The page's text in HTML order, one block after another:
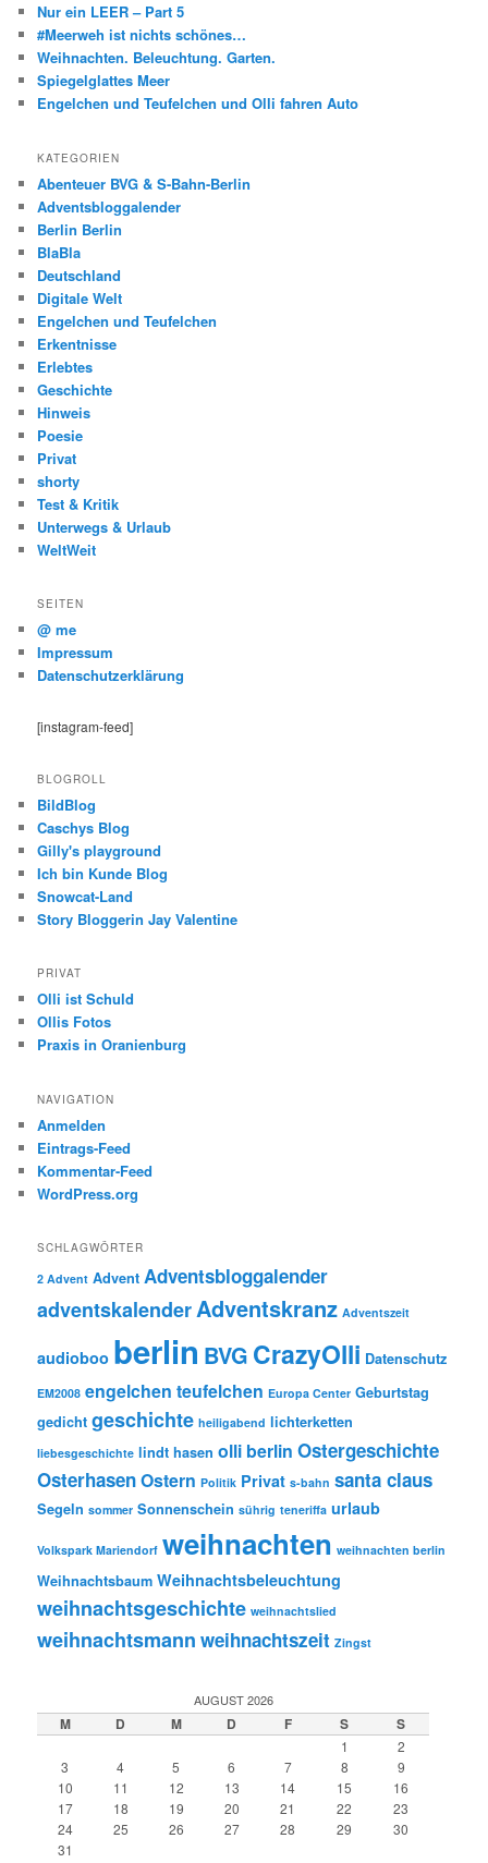
Nur ein LEER – Part 5
#Meerweh ist nichts schönes…
Weihnachten. Beleuchtung. Garten.
Spiegelglattes Meer
Engelchen und Teufelchen und Olli fahren Auto
KATEGORIEN
Abenteuer BVG & S-Bahn-Berlin
Adventsbloggalender
Berlin Berlin
BlaBla
Deutschland
Digitale Welt
Engelchen und Teufelchen
Erkentnisse
Erlebtes
Geschichte
Hinweis
Poesie
Privat
shorty
Test & Kritik
Unterwegs & Urlaub
WeltWeit
SEITEN
@ me
Impressum
Datenschutzerklärung
[instagram-feed]
BLOGROLL
BildBlog
Caschys Blog
Gilly's playground
Ich bin Kunde Blog
Snowcat-Land
Story Bloggerin Jay Valentine
PRIVAT
Olli ist Schuld
Ollis Fotos
Praxis in Oranienburg
NAVIGATION
Anmelden
Eintrags-Feed
Kommentar-Feed
WordPress.org
SCHLAGWÖRTER
2 Advent Advent Adventsbloggalender
adventskalenderAdventskranz Adventszeit
audioboo berlin BVG CrazyOlli Datenschutz
EM2008 engelchen teufelchen Europa Center Geburtstag
gedicht geschichte heiligabend lichterketten
liebesgeschichte lindt hasen olli berlin Ostergeschichte
OsterhasenOstern Politik Privat s-bahn santa claus
Segeln sommer Sonnenschein sührig teneriffa urlaub
Volkspark Mariendorf weihnachten weihnachten berlin
Weihnachtsbaum Weihnachtsbeleuchtung
weihnachtsgeschichte weihnachtslied
weihnachtsmann weihnachtszeit Zingst
AUGUST 2026
M D M D F S S
1
2
3
4 5 6 7 8
9
10
11 12 13 14 15
16
17
18 19 20 21 22
23
24
25 26 27 28 29
30
31